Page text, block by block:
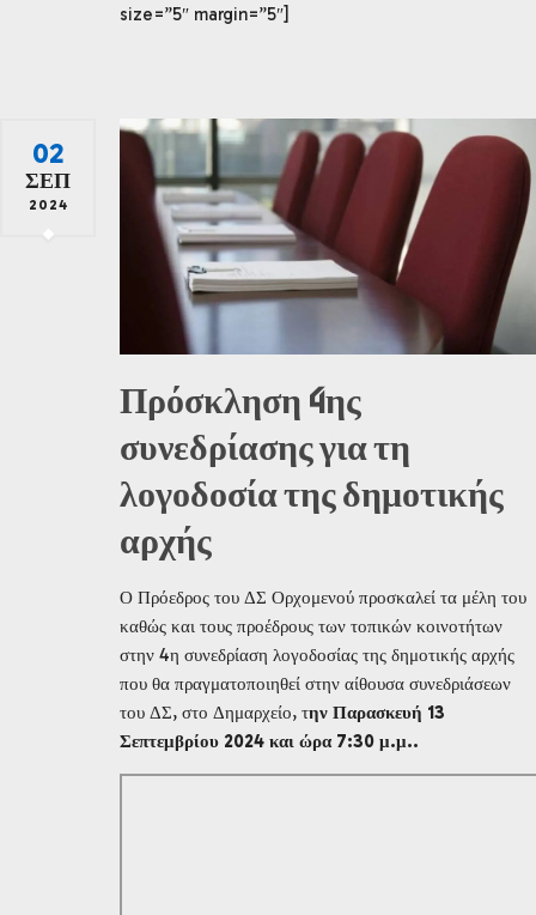
size=”5″ margin=”5″]
02
ΣΕΠ
2024
Πρόσκληση 4ης
συνεδρίασης για τη
λογοδοσία της δημοτικής
αρχής
Ο Πρόεδρος του ΔΣ Ορχομενού προσκαλεί τα μέλη του
καθώς και τους προέδρους των τοπικών κοινοτήτων
στην 4η συνεδρίαση λογοδοσίας της δημοτικής αρχής
που θα πραγματοποιηθεί στην αίθουσα συνεδριάσεων
του ΔΣ, στο Δημαρχείο, την Παρασκευή 13
Σεπτεμβρίου 2024 και ώρα 7:30 μ.μ..